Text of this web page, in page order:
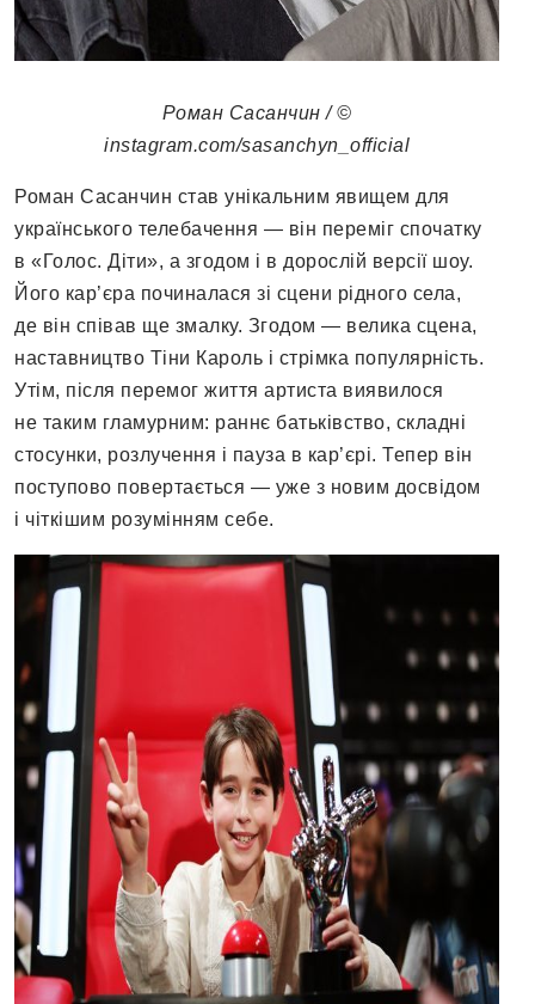
Роман Сасанчин / ©
instagram.com/sasanchyn_official
Роман Сасанчин став унікальним явищем для
українського телебачення — він переміг спочатку
в «Голос. Діти», а згодом і в дорослій версії шоу.
Його кар’єра починалася зі сцени рідного села,
де він співав ще змалку. Згодом — велика сцена,
наставництво Тіни Кароль і стрімка популярність.
Утім, після перемог життя артиста виявилося
не таким гламурним: раннє батьківство, складні
стосунки, розлучення і пауза в кар’єрі. Тепер він
поступово повертається — уже з новим досвідом
і чіткішим розумінням себе.